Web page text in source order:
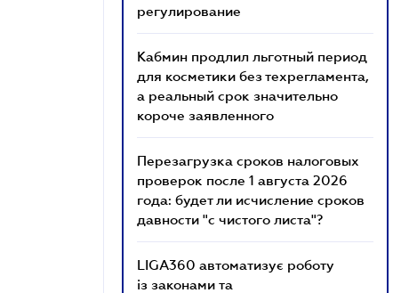
регулирование
Кабмин продлил льготный период
для косметики без техрегламента,
а реальный срок значительно
короче заявленного
Перезагрузка сроков налоговых
проверок после 1 августа 2026
года: будет ли исчисление сроков
давности "с чистого листа"?
LIGA360 автоматизує роботу
із законами та